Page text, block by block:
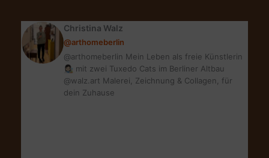
Christina Walz
@arthomeberlin
@arthomeberlin Mein Leben als freie Künstlerin
👩🏻‍🎨 mit zwei Tuxedo Cats im Berliner Altbau
@walz.art Malerei, Zeichnung & Collagen, für
dein Zuhause